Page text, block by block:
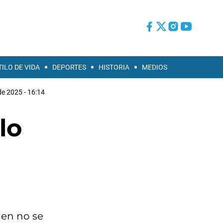
DE VIDA DEPORTES HISTORIA MEDIOS
2025 - 16:14
no se